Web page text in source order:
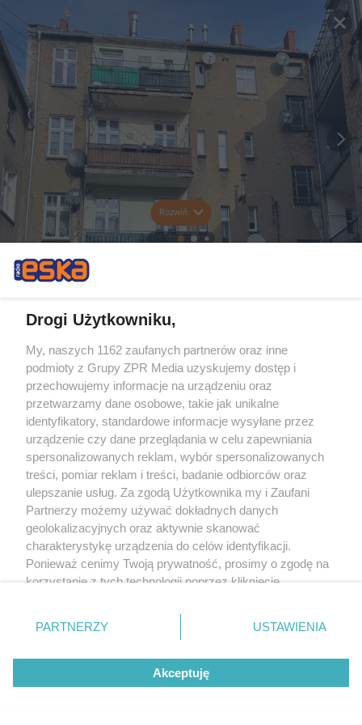
Rozwiń
Drogi Użytkowniku,
My, naszych 1162 zaufanych partnerów oraz inne
podmioty z Grupy ZPR Media uzyskujemy dostęp i
przechowujemy informacje na urządzeniu oraz
przetwarzamy dane osobowe, takie jak unikalne
identyfikatory, standardowe informacje wysyłane przez
urządzenie czy dane przeglądania w celu zapewniania
spersonalizowanych reklam, wybór spersonalizowanych
treści, pomiar reklam i treści, badanie odbiorców oraz
ulepszanie usług. Za zgodą Użytkownika my i Zaufani
Partnerzy możemy używać dokładnych danych
geolokalizacyjnych oraz aktywnie skanować
charakterystykę urządzenia do celów identyfikacji.
Ponieważ cenimy Twoją prywatność, prosimy o zgodę na
korzystanie z tych technologii poprzez kliknięcie
zmienić/wycofać klikając przycisk ustawień prywatności
znajdujący się w lewym dolnym rogu strony
rodzaje przetwarzania danych nie wymagają zgody
użytkownika, ale masz prawo sprzeciwić się takiemu
przetwarzaniu. Preferencje będą miały zastosowanie tylko
PARTNERZY USTAWIENIA
Akceptuję